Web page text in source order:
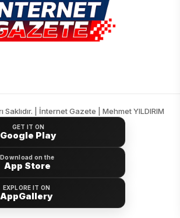
Saklıdır. | İnternet Gazete | Mehmet YILDIRIM
GET IT ON
Google Play
Download on the
App Store
EXPLORE IT ON
AppGallery